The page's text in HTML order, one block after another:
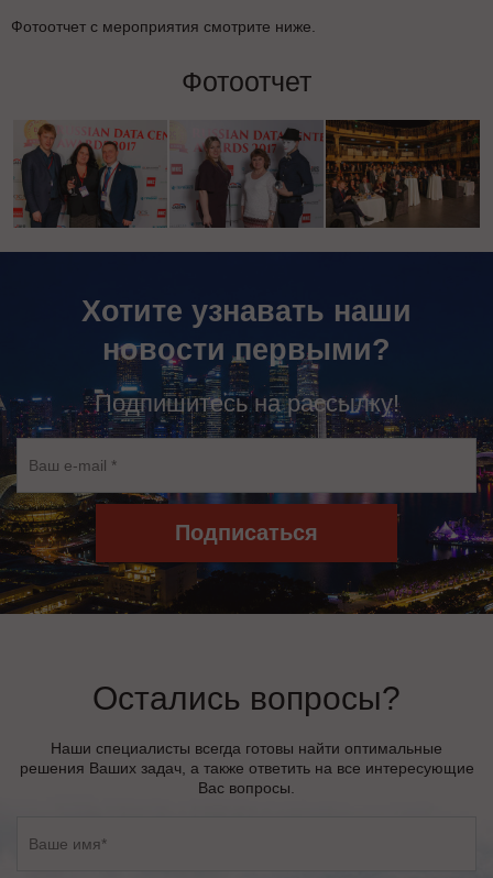
Фотоотчет с мероприятия смотрите ниже.
Фотоотчет
Хотите узнавать наши
новости первыми?
Подпишитесь на рассылку!
Подписаться
Остались вопросы?
Наши специалисты всегда готовы найти оптимальные
решения Ваших задач, а также ответить на все интересующие
Вас вопросы.